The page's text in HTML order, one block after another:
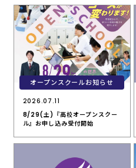
2026.07.11
オープンスクールお知らせ
8/29(土)『高校オープンスクー
ル』お申し込み受付開始